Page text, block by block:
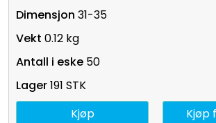
31-35
0.12 kg
50
191 STK
Kjøp Kjøp